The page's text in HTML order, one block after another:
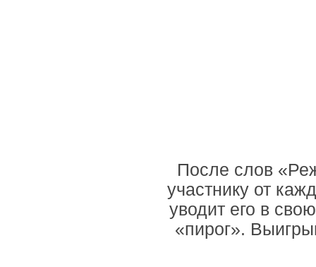
После слов
участнику от
уводит его в
«пирог».